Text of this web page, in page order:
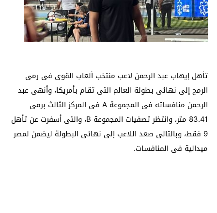
تأهل إيهاب عبد الرحمن لاعب منتخب ألعاب القوى فى رمى
الرمح إلى نهائى بطولة العالم التى تقام بأمريكا، وأنهى عبد
الرحمن منافساته فى المجموعة A فى المركز الثالث برمى
83.41 متر، وانتظر تصفيات المجموعة B، والتى أسفرت عن تأهل
9 فقط، وبالتالى صعد اللاعب إلى نهائى البطولة ليضمن لمصر
ميدالية فى المنافسات.